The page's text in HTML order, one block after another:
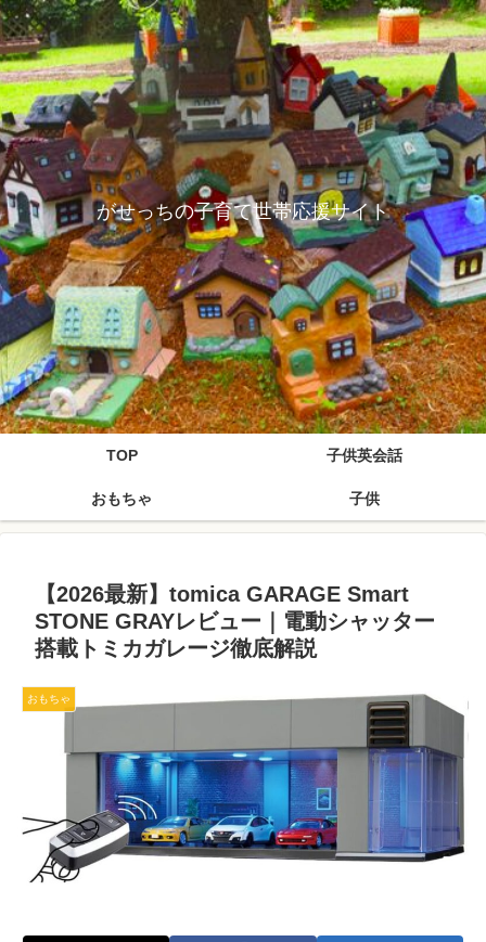
がせっちの子育て世帯応援サイト
TOP 子供英会話
おもちゃ 子供
【2026最新】tomica GARAGE Smart
STONE GRAYレビュー｜電動シャッター
搭載トミカガレージ徹底解説
おもちゃ